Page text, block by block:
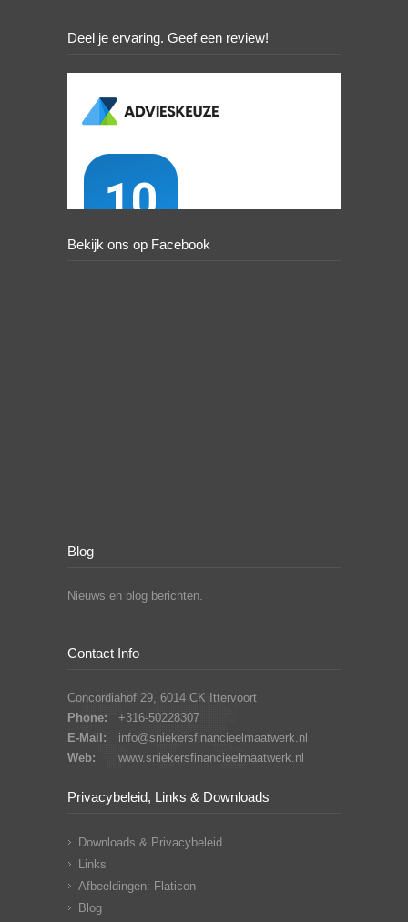
Deel je ervaring. Geef een review!
Bekijk ons op Facebook
Blog
Nieuws en blog berichten.
Contact Info
Concordiahof 29, 6014 CK Ittervoort
Phone:
+316-50228307
E-Mail:
info@sniekersfinancieelmaatwerk.nl
Web:
www.sniekersfinancieelmaatwerk.nl
Privacybeleid, Links & Downloads
Downloads & Privacybeleid
Links
Afbeeldingen: Flaticon
Blog